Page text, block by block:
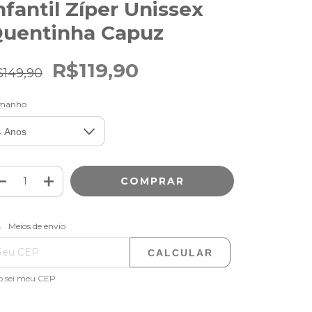
Zíper Unissex
Capuz
R$119,90
para o CEP:
Meios de envio
CALCULAR
sei meu CEP